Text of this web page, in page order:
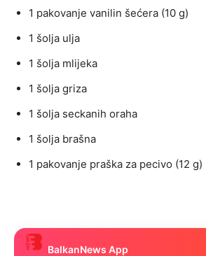
1 pakovanje vanilin šećera (10 g)
1 šolja ulja
1 šolja mlijeka
1 šolja griza
1 šolja seckanih oraha
1 šolja brašna
1 pakovanje praška za pecivo (12 g)
BalkanNews App